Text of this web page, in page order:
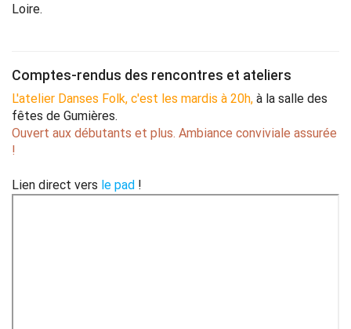
Loire.
Comptes-rendus des rencontres et ateliers
L'atelier Danses Folk, c'est les mardis à 20h, à la salle des
fêtes de Gumières.
Ouvert aux débutants et plus. Ambiance conviviale assurée
!
Lien direct vers le pad !